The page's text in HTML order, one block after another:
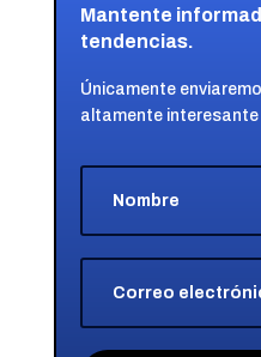
Mantente
tendencias.
Únicamente
altamente interesante